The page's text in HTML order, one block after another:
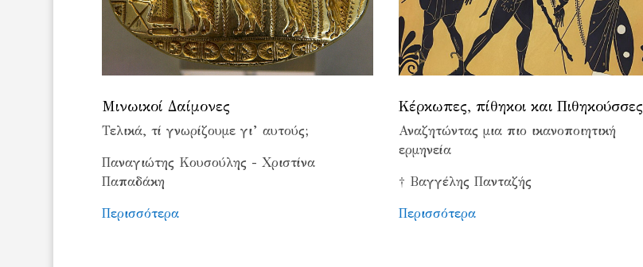
Μινωικοί Δαίμονες
Τελικά, τί γνωρίζουμε γι’ αυτούς;
Παναγιώτης Κουσούλης - Χριστίνα
Παπαδάκη
Περισσότερα
Κέρκωπες, πίθηκοι και Πιθηκούσσες
Αναζητώντας μια πιο ικανοποιητική
ερμηνεία
† Βαγγέλης Πανταζής
Περισσότερα